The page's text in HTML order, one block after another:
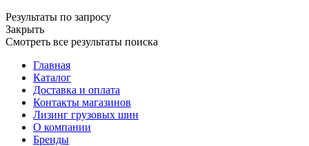
Результаты по запросу
Закрыть
Смотреть все результаты поиска
Главная
Каталог
Доставка и оплата
Контакты магазинов
Лизинг грузовых шин
О компании
Бренды